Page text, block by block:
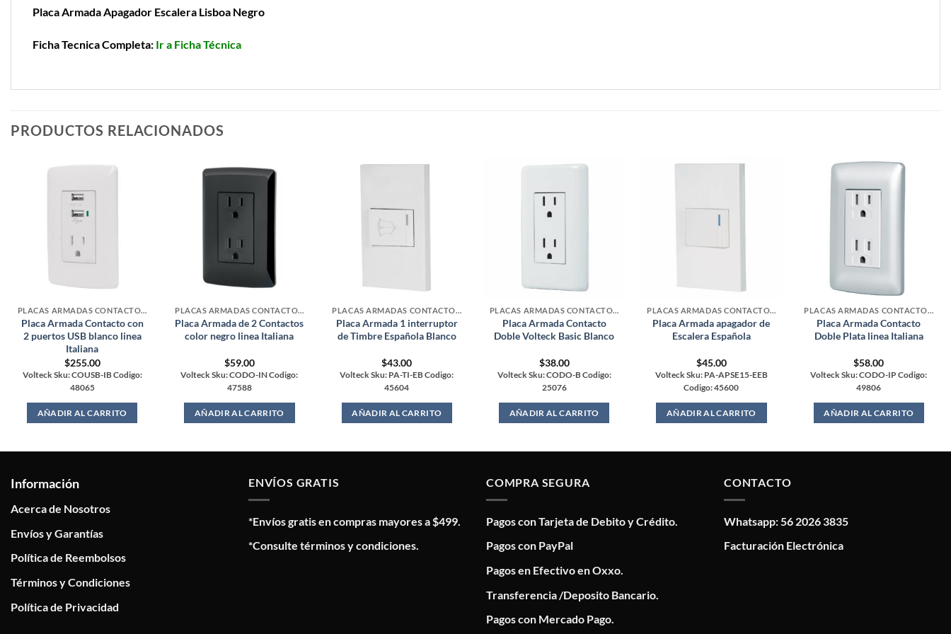
Placa Armada Apagador Escalera Lisboa Negro
Ficha Tecnica Completa: Ir a Ficha Técnica
PRODUCTOS RELACIONADOS
PLACAS ARMADAS CONTACTOS DE PARED
Placa Armada Contacto con
2 puertos USB blanco linea
Italiana
$255.00
Volteck Sku: COUSB-IB Codigo:
48065
AÑADIR AL CARRITO
PLACAS ARMADAS CONTACTOS DE PARED
Placa Armada de 2 Contactos
color negro linea Italiana
$59.00
Volteck Sku: CODO-IN Codigo:
47588
AÑADIR AL CARRITO
PLACAS ARMADAS CONTACTOS DE PARED
Placa Armada 1 interruptor
de Timbre Española Blanco
$43.00
Volteck Sku: PA-TI-EB Codigo:
45604
AÑADIR AL CARRITO
PLACAS ARMADAS CONTACTOS DE PARED
Placa Armada Contacto
Doble Volteck Basic Blanco
$38.00
Volteck Sku: CODO-B Codigo:
25076
AÑADIR AL CARRITO
PLACAS ARMADAS CONTACTOS DE PARED
Placa Armada apagador de
Escalera Española
$45.00
Volteck Sku: PA-APSE15-EEB
Codigo: 45600
AÑADIR AL CARRITO
PLACAS ARMADAS CONTACTOS DE PARED
Placa Armada Contacto
Doble Plata linea Italiana
$58.00
Volteck Sku: CODO-IP Codigo:
49806
AÑADIR AL CARRITO
Información
Acerca de Nosotros
Envíos y Garantías
Política de Reembolsos
Términos y Condiciones
Política de Privacidad
ENVÍOS GRATIS
*Envíos gratis en compras mayores a $499.
*Consulte términos y condiciones.
COMPRA SEGURA
Pagos con Tarjeta de Debito y Crédito.
Pagos con PayPal
Pagos en Efectivo en Oxxo.
Transferencia /Deposito Bancario.
Pagos con Mercado Pago.
CONTACTO
Whatsapp: 56 2026 3835
Facturación Electrónica